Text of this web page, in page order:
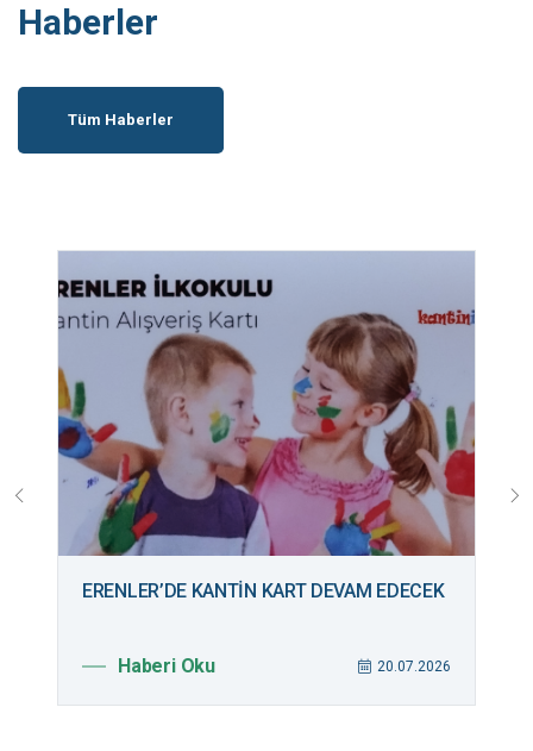
Haberler
Tüm Haberler
ERENLER’DE KANTİN KART DEVAM EDECEK
Haberi Oku 20.07.2026